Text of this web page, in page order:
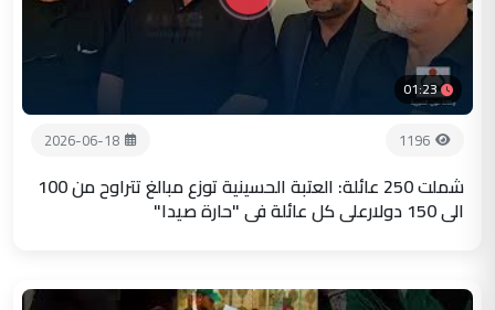
01:23
1196
2026-06-18
شملت 250 عائلة: العتبة الحسينية توزع مبالغ تتراوح من 100
الى 150 دولارعلى كل عائلة في "حارة صيدا"